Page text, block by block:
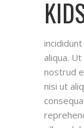
aliqua.
nostrud
nisi ut